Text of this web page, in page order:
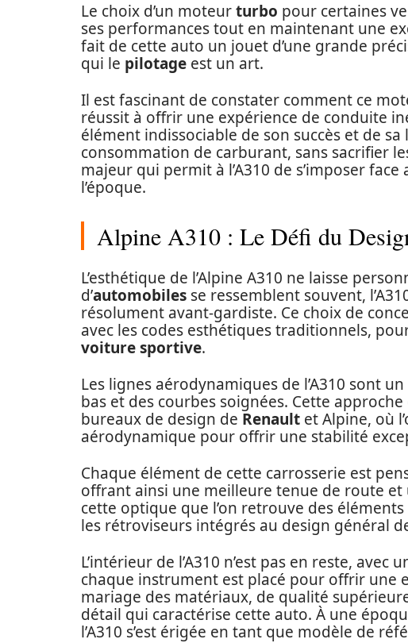
Le choix d’un moteurturbo pour certaines
ses performances tout en maintenant une
fait de cette auto un jouet d’une grande
qui le pilotage est un art.
Il est fascinant de constater comment ce
réussit à offrir une expérience de conduite
élément indissociable de son succès et de sa
consommation de carburant, sans sacrifier
majeur qui permit à l’A310 de s’imposer
l’époque.
Alpine A310 : Le Défi du
L’esthétique de l’Alpine A310 ne laisse
d’automobiles se ressemblent souvent,
résolument avant-gardiste. Ce choix de
avec les codes esthétiques traditionnels,
voiture sportive.
Les lignes aérodynamiques de l’A310 sont
bas et des courbes soignées. Cette
bureaux de design de Renault et Alpine, où
aérodynamique pour offrir une stabilité
Chaque élément de cette carrosserie est
offrant ainsi une meilleure tenue de route et
cette optique que l’on retrouve des
les rétroviseurs intégrés au design général
L’intérieur de l’A310 n’est pas en reste,
chaque instrument est placé pour offrir une
mariage des matériaux, de qualité
détail qui caractérise cette auto. À une
l’A310 s’est érigée en tant que modèle de